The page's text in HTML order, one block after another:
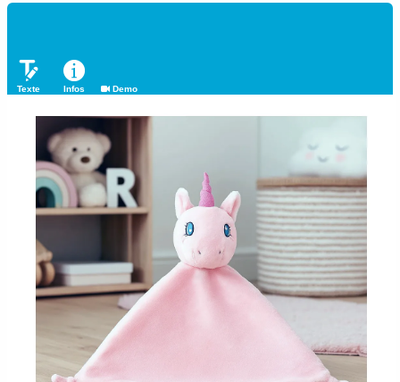
Texte Infos Demo